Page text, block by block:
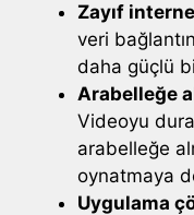
Zayıf
veri
daha güçlü
Arabelleğe
Videoyu
arabelleğe
oynatmaya
Uygulama